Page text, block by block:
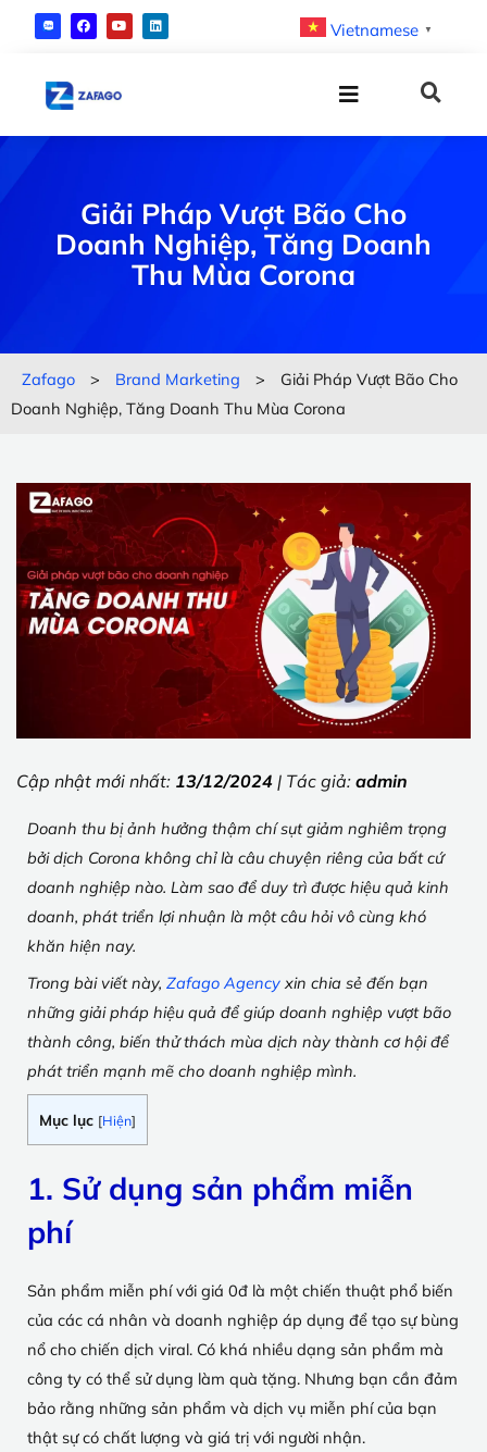
Vietnamese ▼
Giải Pháp Vượt Bão Cho
Doanh Nghiệp, Tăng Doanh
Thu Mùa Corona
Zafago > Brand Marketing >
Giải Pháp Vượt Bão Cho
Doanh Nghiệp, Tăng Doanh Thu Mùa Corona
Cập nhật mới nhất: 13/12/2024 | Tác giả: admin
Doanh thu bị ảnh hưởng thậm chí sụt giảm nghiêm trọng
bởi dịch Corona không chỉ là câu chuyện riêng của bất cứ
doanh nghiệp nào. Làm sao để duy trì được hiệu quả kinh
doanh, phát triển lợi nhuận là một câu hỏi vô cùng khó
khăn hiện nay.
Trong bài viết này, Zafago Agencyxin chia sẻ đến bạn
những giải pháp hiệu quả để giúp doanh nghiệp vượt bão
thành công, biến thử thách mùa dịch này thành cơ hội để
phát triển mạnh mẽ cho doanh nghiệp mình.
Mục lục [Hiện]
1. Sử dụng sản phẩm miễn
phí
Sản phẩm miễn phí với giá 0đ là một chiến thuật phổ biến
của các cá nhân và doanh nghiệp áp dụng để tạo sự bùng
nổ cho chiến dịch viral. Có khá nhiều dạng sản phẩm mà
công ty có thể sử dụng làm quà tặng. Nhưng bạn cần đảm
bảo rằng những sản phẩm và dịch vụ miễn phí của bạn
thật sự có chất lượng và giá trị với người nhận.